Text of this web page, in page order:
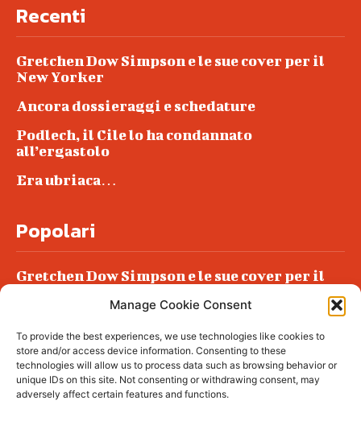
Manage Cookie Consent
To provide the best experiences, we use technologies like cookies to
store and/or access device information. Consenting to these
technologies will allow us to process data such as browsing behavior or
unique IDs on this site. Not consenting or withdrawing consent, may
adversely affect certain features and functions.
Recenti
Gretchen Dow Simpson e le sue cover per il
New Yorker
Ancora dossieraggi e schedature
Podlech, il Cile lo ha condannato
all’ergastolo
Era ubriaca…
Popolari
Gretchen Dow Simpson e le sue cover per il
Podlech, il Cile lo ha condannato
all’ergastolo
Era ubriaca…